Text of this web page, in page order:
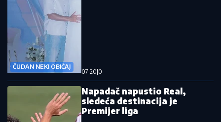
ČUDAN NEKI OBIČAJ
07:20 0
Napadač napustio Real,
sledeća destinacija je
Premijer liga